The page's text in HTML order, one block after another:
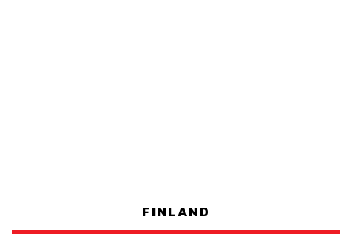
FINLAND